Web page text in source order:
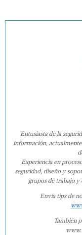
Entusiasta de la
información,
Experiencia en
seguridad, diseño y
grupos de trabajo y
Envía tips de
También